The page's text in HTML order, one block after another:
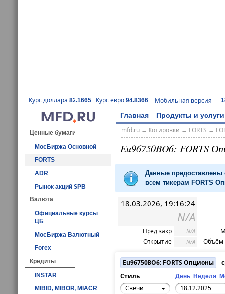
Курс доллара 82.1665 Курс евро 94.8366 Мобильная версия
Главная Продукты и услуги
Ценные бумаги
МосБиржа Основной
FORTS
ADR
Рынок акций SPB
Валюта
Официальные курсы
ЦБ
МосБиржа Валютный
Forex
Кредиты
INSTAR
MIBID, MIBOR, MIACR
mfd.ru→ Котировки → FORTS →
Eu96750BO6: FORTS
Данные предоставлены
всем тикерам FORTS
18.03.2026, 19:16:24
N/A
Пред закр N/A
Открытие N/A Объём
Eu96750BO6: FORTS Опционы
Стиль
День Неделя
Свечи